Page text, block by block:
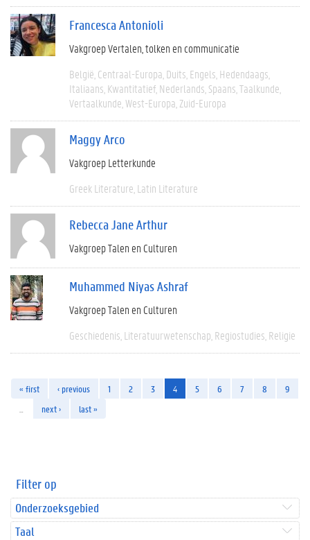
Francesca Antonioli
Vakgroep Vertalen, tolken en communicatie
België Centraal-Europa Duits Engels Hedendaags
Italiaans Kwantitatief Nederlands Spaans Taalkunde
Vertaalkunde West-Europa Zuid-Europa
Maggy Arco
Vakgroep Letterkunde
Greek Literature Latin Literature
Rebecca Jane Arthur
Vakgroep Talen en Culturen
Muhammed Niyas Ashraf
Vakgroep Talen en Culturen
Geschiedenis Literatuurwetenschap Regiostudies Religie
« first ‹ previous 1 2 3 4 5 6 7 8
9
next › last »
Filter op
Onderzoeksgebied
Taal